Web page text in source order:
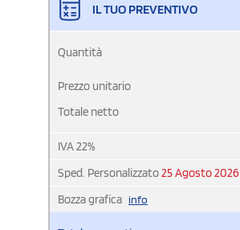
IL TUO PREVENTIVO
Quantità
Prezzo unitario
Totale netto
IVA22%
Sped. Personalizzato25 Agosto 2026
Bozza grafica info